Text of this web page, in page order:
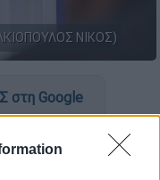
ΝΙΚΟΣ)
στη Google
κυβέρνησης